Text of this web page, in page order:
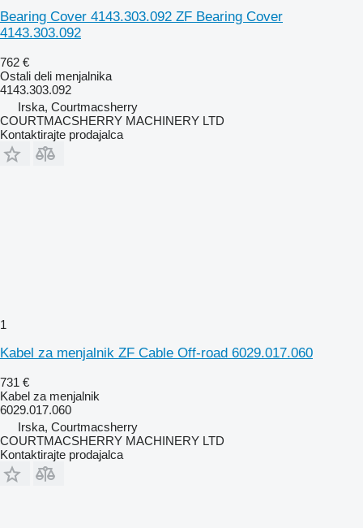
Bearing Cover 4143.303.092 ZF Bearing Cover
4143.303.092
762 €
Ostali deli menjalnika
4143.303.092
Irska, Courtmacsherry
COURTMACSHERRY MACHINERY LTD
Kontaktirajte prodajalca
1
Kabel za menjalnik ZF Cable Off-road 6029.017.060
731 €
Kabel za menjalnik
6029.017.060
Irska, Courtmacsherry
COURTMACSHERRY MACHINERY LTD
Kontaktirajte prodajalca